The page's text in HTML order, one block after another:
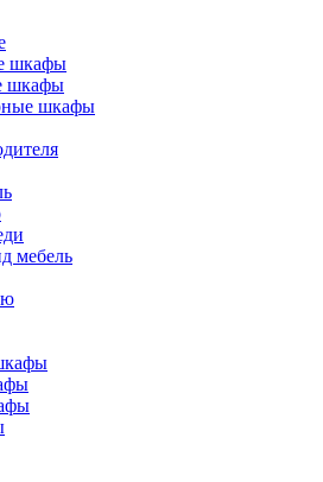
шкафы
шкафы
шкафы
мебель